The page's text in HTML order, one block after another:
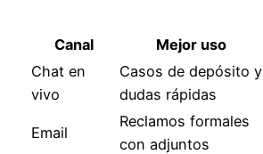
Canal Mejor uso
Chat en
vivo
Casos de depósito y
dudas rápidas
Email
Reclamos formales
con adjuntos